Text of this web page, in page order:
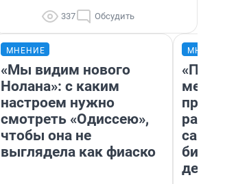
337 Обсудить
МНЕНИЕ
«Мы видим нового
Нолана»: с каким
настроем нужно
смотреть «Одиссею»,
чтобы она не
выглядела как фиаско